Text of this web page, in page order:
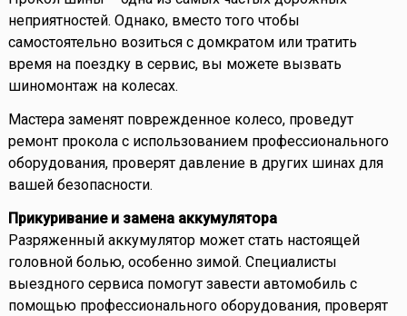
неприятностей. Однако, вместо того чтобы
самостоятельно возиться с домкратом или тратить
время на поездку в сервис, вы можете вызвать
шиномонтаж на колесах.
Мастера заменят поврежденное колесо, проведут
ремонт прокола с использованием профессионального
оборудования, проверят давление в других шинах для
вашей безопасности.
Прикуривание и замена аккумулятора
Разряженный аккумулятор может стать настоящей
головной болью, особенно зимой. Специалисты
выездного сервиса помогут завести автомобиль с
помощью профессионального оборудования, проверят